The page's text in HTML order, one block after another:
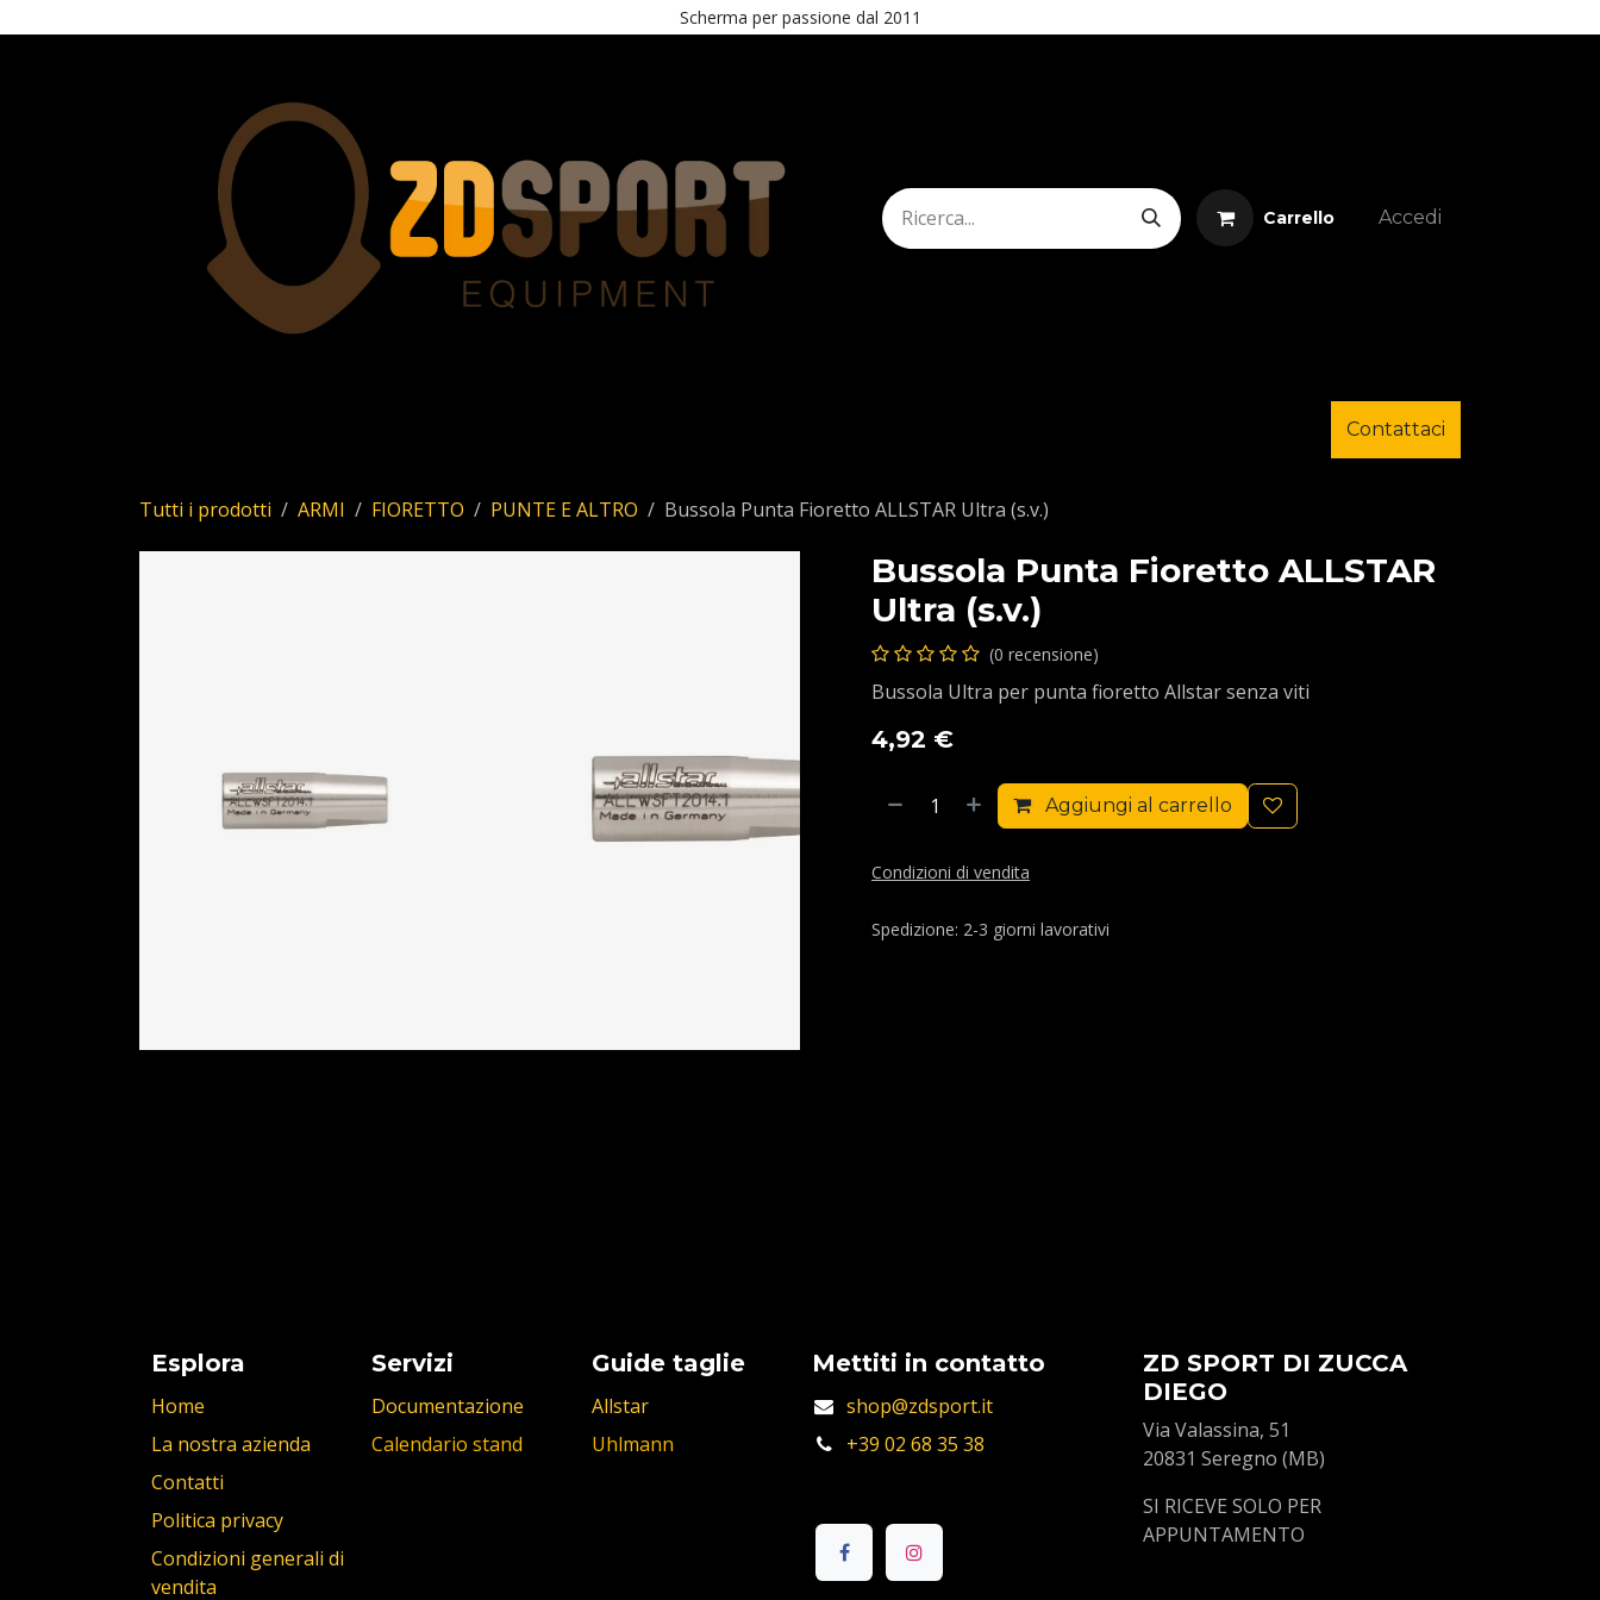
Scherma per passione dal 2011
Carrello Accedi
Contattaci
Tutti i prodotti ARMI FIORETTO PUNTE E ALTRO Bussola Punta Fioretto ALLSTAR Ultra (s.v.)
Bussola Punta Fioretto ALLSTAR
Ultra (s.v.)
(0 recensione)
Bussola Ultra per punta fioretto Allstar senza viti
4,92 €
Aggiungi al carrello
Condizioni di vendita
Spedizione: 2-3 giorni lavorativi
Esplora
Home
La nostra azienda
Contatti
Politica privacy
Condizioni generali di
vendita
Servizi
Documentazione
Calendario stand
Mettiti in contatto
shop@zdsport.it
+39 02 68 35 38
ZD SPORT DI ZUCCA
DIEGO
Via Valassina, 51
20831 Seregno (MB)
SI RICEVE SOLO PER
APPUNTAMENTO
Guide taglie
Allstar
Uhlmann